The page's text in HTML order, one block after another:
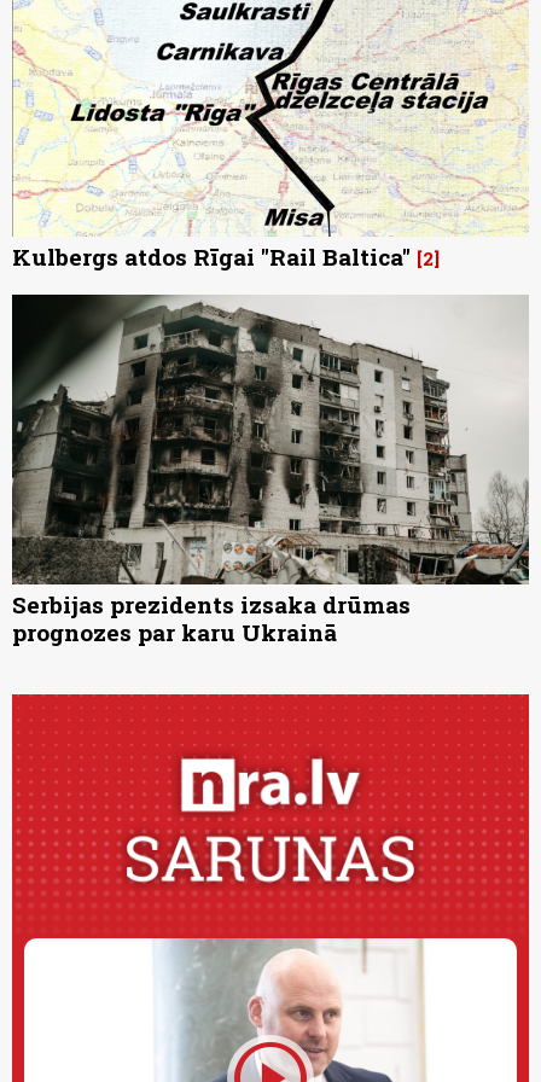
Kulbergs atdos Rīgai "Rail Baltica" 2
Serbijas prezidents izsaka drūmas
prognozes par karu Ukrainā